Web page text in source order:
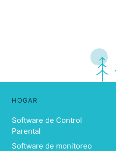
HOGAR
Software de Control
Parental
Software de monitoreo